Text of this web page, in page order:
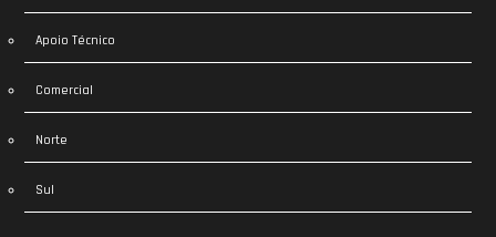
Apoio Técnico
Comercial
Norte
Sul